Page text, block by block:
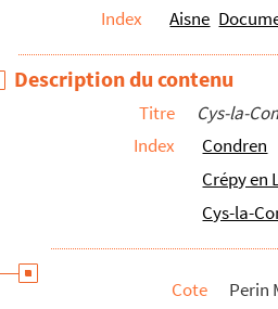
Marle
Montescourt-Lizerolles
Index
Aisne
Description du contenu
Titre
Cys-la-
Index
Condren
Crépy en
Cys-la-
Cote
Perin